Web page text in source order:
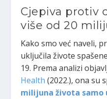
Cjepiva protiv
više od 20
Kako smo već naveli,
uključila živote
19. Prema analizi
Health (2022.), ona su
milijuna života samo